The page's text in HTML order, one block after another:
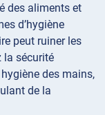
des aliments et
d’hygiène
peut ruiner les
la sécurité
des mains,
de la